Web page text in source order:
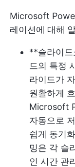
Microsoft
레이션에 대해
**슬라이드
드의 특정
라이드가
원활하게
Microsoft
자동으로
쉽게 동기
밍은 각 슬
인 시간 관